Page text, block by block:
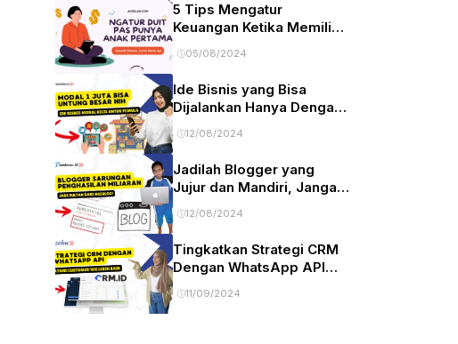
5 Tips Mengatur
Keuangan Ketika Memiliki
Anak Pertama
05/08/2024
Ide Bisnis yang Bisa
Dijalankan Hanya Dengan
Modal 1 Juta
12/08/2024
Jadilah Blogger yang
Jujur dan Mandiri, Jangan
Banyak Tanya Tapi Tidak
Bekerja
12/08/2024
Tingkatkan Strategi CRM
Dengan WhatsApp API
Dari CRM.ID
11/09/2024